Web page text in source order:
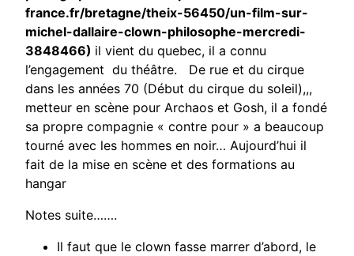
france.fr/bretagne/theix-56450/un-film-sur-
michel-dallaire-clown-philosophe-mercredi-
3848466) il vient du quebec, il a connu
l’engagement du théâtre. De rue et du cirque
dans les années 70 (Début du cirque du soleil),,,
metteur en scène pour Archaos et Gosh, il a fondé
sa propre compagnie « contre pour » a beaucoup
tourné avec les hommes en noir… Aujourd’hui il
fait de la mise en scène et des formations au
hangar
Notes suite…….
Il faut que le clown fasse marrer d’abord, le